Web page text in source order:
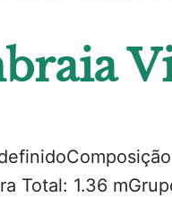
Total: 1.36